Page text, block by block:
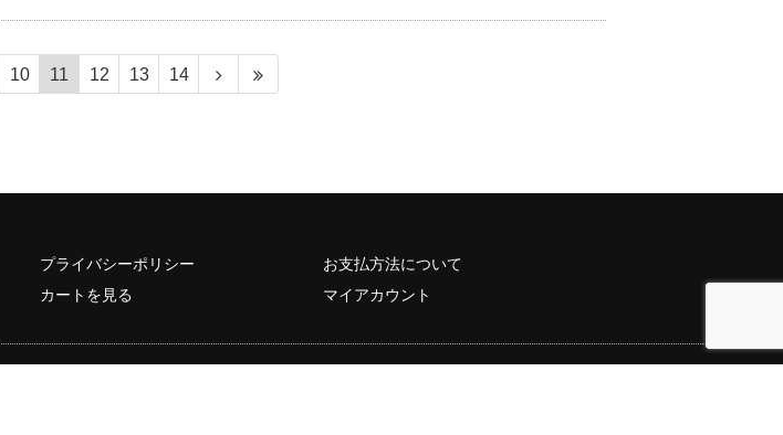
10 11 12 13 14
プライバシーポリシー
お支払方法について
カートを見る マイアカウント